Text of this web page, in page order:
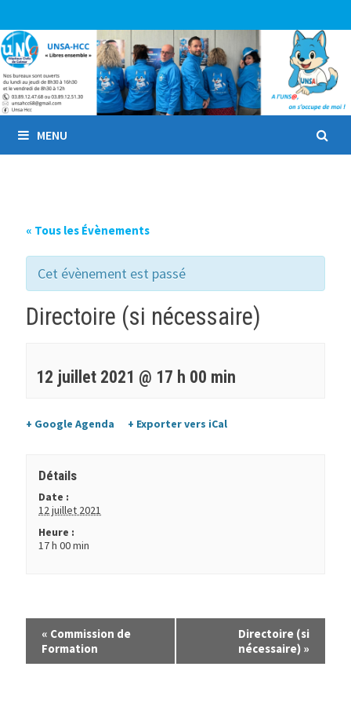
au
contenu
MENU
« Tous les Évènements
Cet évènement est passé
Directoire (si nécessaire)
12 juillet 2021 @ 17 h 00 min
+ Google Agenda + Exporter vers iCal
Détails
Date :
12 juillet 2021
Heure :
17 h 00 min
« Commission de
Formation
Directoire (si
nécessaire) »